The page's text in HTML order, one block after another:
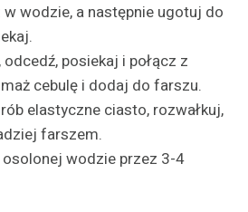
wodzie, a następnie ugotuj do
posiekaj i połącz z
cebulę i dodaj do farszu.
elastyczne ciasto, rozwałkuj,
farszem.
wodzie przez 3-4